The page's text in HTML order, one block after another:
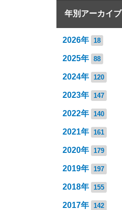
年別アーカイブ
2026年 18
2025年 88
2024年 120
2023年 147
2022年 140
2021年 161
2020年 179
2019年 197
2018年 155
2017年 142